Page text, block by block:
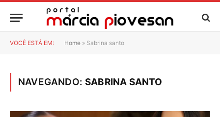
VOCÊ ESTÁ EM: Home » Sabrina santo
NAVEGANDO: SABRINA SANTO